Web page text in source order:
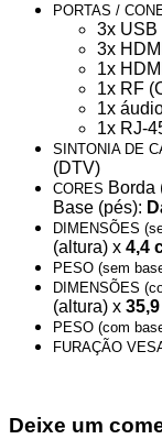
PORTAS /
3x USB
3x HDMI
1x
1x RF
1x
1x RJ-
SINTONIA DE
(DTV)
CORES Borda
Base (pés):
DIMENSÕES
(altura) x 4,4
PESO (sem
DIMENSÕES
(altura) x
PESO (com
FURAÇÃO
Deixe um